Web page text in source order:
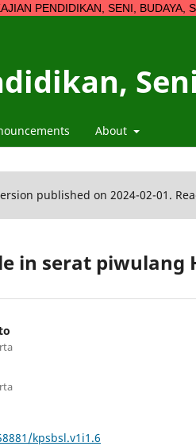
SENI, BUDAYA, SOSIAL
About
published on 2024-02-01.
in serat
kpsbsl.v1i1.6